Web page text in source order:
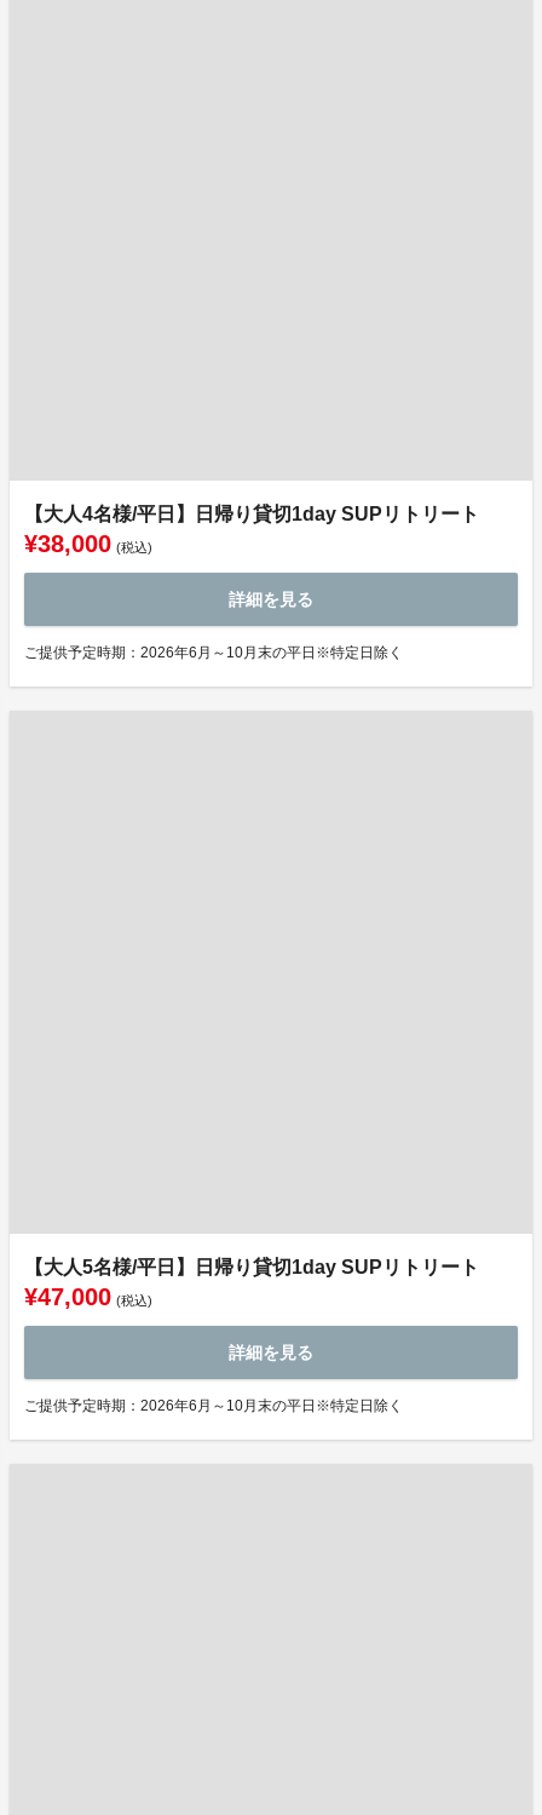
【大人4名様/平日】日帰り貸切1day SUPリトリート
¥38,000 (税込)
詳細を見る
ご提供予定時期：2026年6月～10月末の平日※特定日除く
【大人5名様/平日】日帰り貸切1day SUPリトリート
¥47,000 (税込)
詳細を見る
ご提供予定時期：2026年6月～10月末の平日※特定日除く